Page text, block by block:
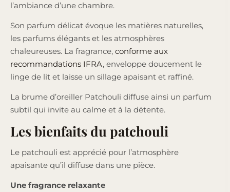
l’ambiance d’une chambre.
Son parfum délicat évoque les matières naturelles,
les parfums élégants et les atmosphères
chaleureuses. La fragrance, conforme aux
recommandations IFRA, enveloppe doucement le
linge de lit et laisse un sillage apaisant et raffiné.
La brume d’oreiller Patchouli diffuse ainsi un parfum
subtil qui invite au calme et à la détente.
Les bienfaits du patchouli
Le patchouli est apprécié pour l’atmosphère
apaisante qu’il diffuse dans une pièce.
Une fragrance relaxante